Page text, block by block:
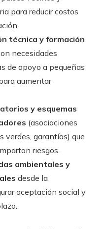
para reducir costos
técnica y formación
necesidades
de apoyo a pequeñas
aumentar
y esquemas
(asociaciones
verdes, garantías) que
riesgos.
ambientales y
desde la
aceptación social y